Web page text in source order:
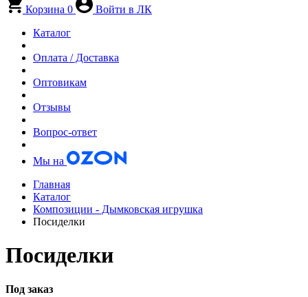
Корзина 0
Войти в ЛК
Каталог
Оплата / Доставка
Оптовикам
Отзывы
Вопрос-ответ
Мы на
Главная
Каталог
Композиции - Дымковская игрушка
Посиделки
Посиделки
Под заказ